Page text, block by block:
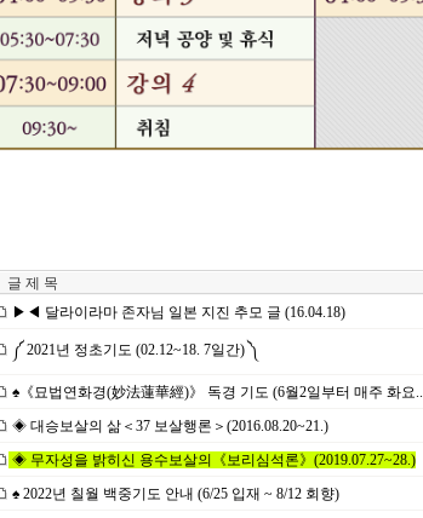
글 제 목
▶◀ 달라이라마 존자님 일본 지진 추모 글 (16.04.18)
༼ 2021년 정초기도 (02.12~18. 7일간) ༽
♠《묘법연화경(妙法蓮華經)》 독경 기도 (6월2일부터 매주 화요..
◈ 대승보살의 삶＜37 보살행론＞(2016.08.20~21.)
◈ 무자성을 밝히신 용수보살의《보리심석론》(2019.07.27~28.)
♠ 2022년 칠월 백중기도 안내 (6/25 입재 ~ 8/12 회향)